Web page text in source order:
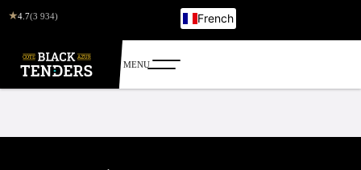
★4.7(3 934)
French